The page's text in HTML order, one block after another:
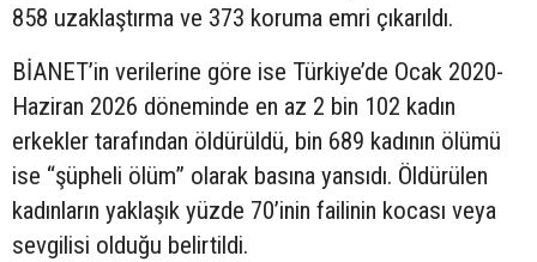
858 uzaklaştırma ve 373 koruma emri çıkarıldı.
BİANET’in verilerine göre ise Türkiye’de Ocak 2020-
Haziran 2026 döneminde en az 2 bin 102 kadın
erkekler tarafından öldürüldü, bin 689 kadının ölümü
ise “şüpheli ölüm” olarak basına yansıdı. Öldürülen
kadınların yaklaşık yüzde 70’inin failinin kocası veya
sevgilisi olduğu belirtildi.